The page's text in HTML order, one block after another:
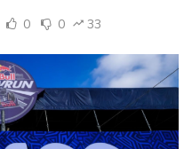
0 0 33